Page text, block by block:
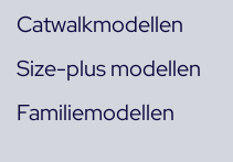
Catwalkmodellen
Size-plus modellen
Familiemodellen